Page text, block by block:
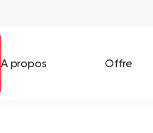
A propos Offre